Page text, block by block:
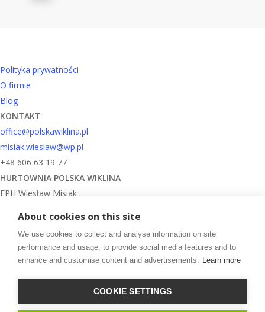
Polityka prywatności
O firmie
Blog
KONTAKT
office@polskawiklina.pl
misiak.wieslaw@wp.pl
+48 606 63 19 77
HURTOWNIA POLSKA WIKLINA
FPH Wiesław Misiak
37-420 Rudnik nad Sanem
© 2026 PolskaWiklina.com.
instagram
About cookies on this site
We use cookies to collect and analyse information on site
performance and usage, to provide social media features and to
enhance and customise content and advertisements. Learn more
COOKIE SETTINGS